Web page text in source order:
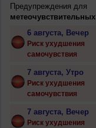
Предупреждения для
метеочувствительных
6 августа, Вечер
Риск ухудшения
самочувствия
7 августа, Утро
Риск ухудшения
самочувствия
7 августа, Вечер
Риск ухудшения